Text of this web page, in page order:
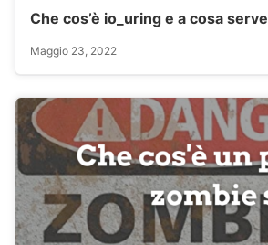
Che cos’è io_uring e a cosa serve
Maggio 23, 2022